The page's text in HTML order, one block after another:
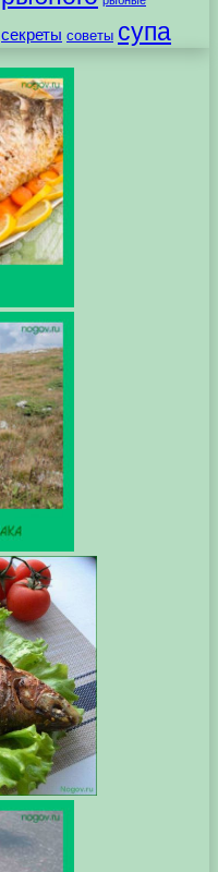
секреты советы супа